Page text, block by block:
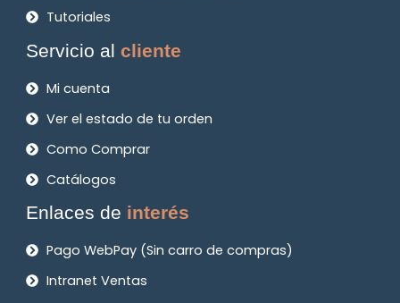
Tutoriales
Servicio alcliente
Mi cuenta
Ver el estado de tu orden
Como Comprar
Catálogos
Enlaces de interés
Pago WebPay (Sin carro de compras)
Intranet Ventas